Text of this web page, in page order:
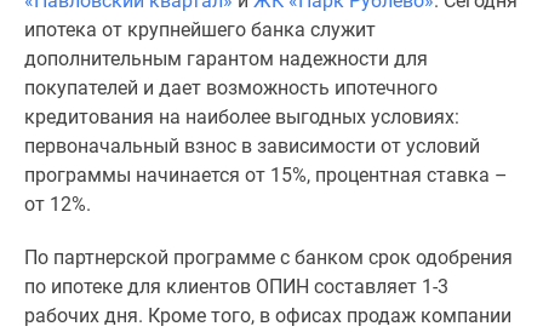
Экология
Москвы
Подмосковья
Студии
комнатные
комнатные
ипотека от крупнейшего банка служит
дополнительным гарантом надежности для
покупателей и дает возможность ипотечного
кредитования на наиболее выгодных условиях:
первоначальный взнос в зависимости от условий
программы начинается от 15%, процентная ставка –
от 12%.
По партнерской программе с банком срок одобрения
по ипотеке для клиентов ОПИН составляет 1-3
рабочих дня. Кроме того, в офисах продаж компании